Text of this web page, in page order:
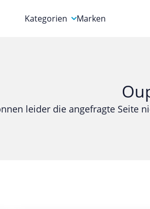
Kategorien
Computer & Elektronik
Marken
leider die angefragte Seite